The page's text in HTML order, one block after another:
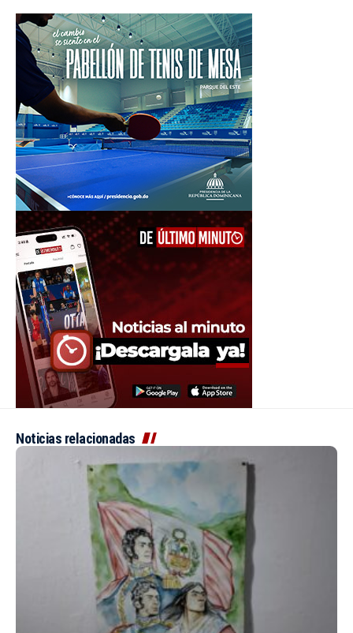
Noticias relacionadas